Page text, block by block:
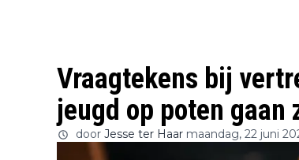
Vraagtekens bij
jeugd op poten gaan
door Jesse ter Haar maandag, 22 juni